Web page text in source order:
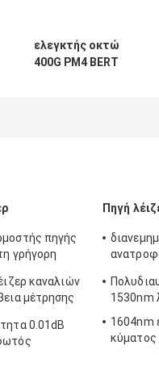
ελεγκτής οκτώ
400G PM4 BERT
πηγής
γρήγορη
καναλιών
μέτρησης
0.01dB
Πηγή
1530nm
1604nm
κύματος